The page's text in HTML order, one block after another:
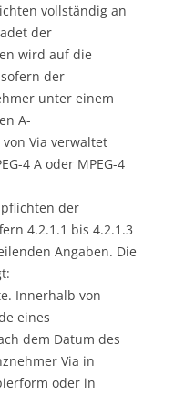
vollständig an
der
wird auf die
der
unter einem
A-
Via verwaltet
4 A oder MPEG-4
der
4.2.1.1 bis 4.2.1.3
Angaben. Die
Innerhalb von
eines
dem Datum des
Via in
oder in